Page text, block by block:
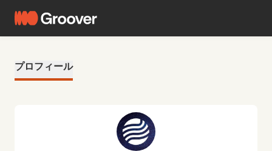
プロフィール